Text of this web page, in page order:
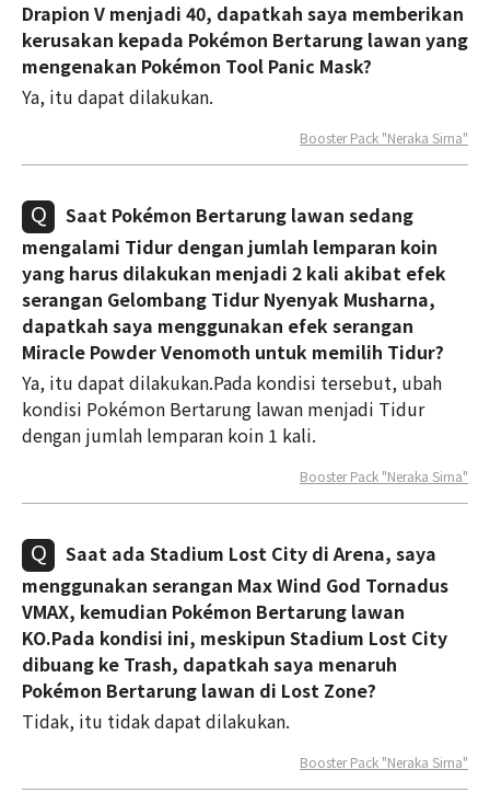
Drapion V menjadi 40, dapatkah saya memberikan
kerusakan kepada Pokémon Bertarung lawan yang
mengenakan Pokémon Tool Panic Mask?
Ya, itu dapat dilakukan.
Booster Pack "Neraka Sirna"
Saat Pokémon Bertarung lawan sedang
mengalami Tidur dengan jumlah lemparan koin
yang harus dilakukan menjadi 2 kali akibat efek
serangan Gelombang Tidur Nyenyak Musharna,
dapatkah saya menggunakan efek serangan
Miracle Powder Venomoth untuk memilih Tidur?
Ya, itu dapat dilakukan.Pada kondisi tersebut, ubah
kondisi Pokémon Bertarung lawan menjadi Tidur
dengan jumlah lemparan koin 1 kali.
Booster Pack "Neraka Sirna"
Saat ada Stadium Lost City di Arena, saya
menggunakan serangan Max Wind God Tornadus
VMAX, kemudian Pokémon Bertarung lawan
KO.Pada kondisi ini, meskipun Stadium Lost City
dibuang ke Trash, dapatkah saya menaruh
Pokémon Bertarung lawan di Lost Zone?
Tidak, itu tidak dapat dilakukan.
Booster Pack "Neraka Sirna"